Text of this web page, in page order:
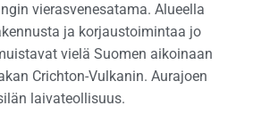
vierasvenesatama. Alueella
ja korjaustoimintaa jo
vielä Suomen aikoinaan
Crichton-Vulkanin. Aurajoen
laivateollisuus.